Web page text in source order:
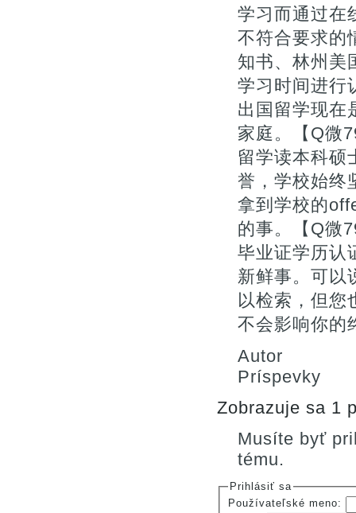
学习而通过在
不符合要求的
知书、林州美
学习时间进行
出国留学现在
家庭。【Q微
留学读本科硕
誉，学校始终
拿到学校的
的事。【Q微
毕业证学历认
新鲜事。可以
以检索，但您
不会影响你的
Autor
Príspevky
Zobrazuje sa 1
Musíte byť
tému.
Prihlásiť sa
Používateľské meno: